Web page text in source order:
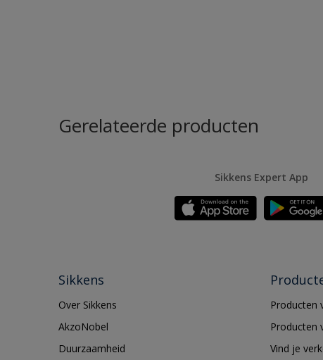
Gerelateerde producten
Sikkens Expert App
Sikkens
Over Sikkens
AkzoNobel
Duurzaamheid
Producten
Producten
Vind je